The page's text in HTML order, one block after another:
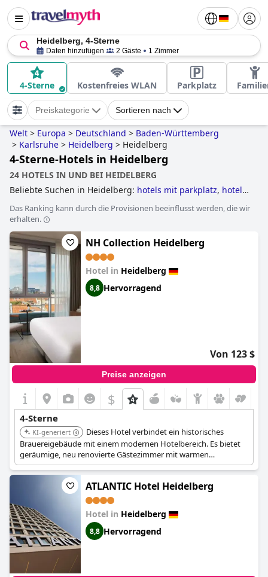
Heidelberg, 4-Sterne
Daten hinzufügen 2 Gäste 1 Zimmer
4-Sterne Kostenfreies WLAN Parkplatz
Preiskategorie Sortieren nach
Welt > Europa > Deutschland > Baden-Württemberg
> Karlsruhe > Heidelberg > Heidelberg
4-Sterne-Hotels in Heidelberg
24 HOTELS IN UND BEI HEIDELBERG
Beliebte Suchen in Heidelberg: hotels mit parkplatz, hotels
hotelsand 4-sterne-hotels.
Das Ranking kann durch die Provisionen beeinflusst werden, die wir
erhalten.
NH Collection Heidelberg
Hotel in Heidelberg
8,8 Hervorragend
Von 123 $
Preise anzeigen
$
4-Sterne
KI-generiert
Dieses Hotel verbindet ein historisches
Brauereigebäude mit einem modernen Hotelbereich. Es bietet
geräumige, neu renovierte Gästezimmer mit warmen
Materialien, und Zimmer im 4. Stock haben Blick auf Heidelberg.
Viele der ursprünglichen Merkmale der Brauerei wurden
erhalten, und die Hotelbar verweist auf dieses Erbe.
ATLANTIC Hotel Heidelberg
Hotel in Heidelberg
8,8 Hervorragend